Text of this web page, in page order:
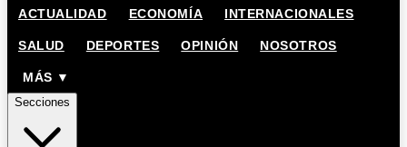
ACTUALIDAD ECONOMÍA INTERNACIONALES
SALUD DEPORTES OPINIÓN NOSOTROS
MÁS ▼
Secciones